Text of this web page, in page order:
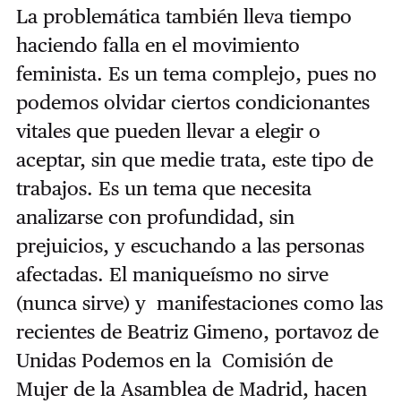
La problemática también lleva tiempo
haciendo falla en el movimiento
feminista. Es un tema complejo, pues no
podemos olvidar ciertos condicionantes
vitales que pueden llevar a elegir o
aceptar, sin que medie trata, este tipo de
trabajos. Es un tema que necesita
analizarse con profundidad, sin
prejuicios, y escuchando a las personas
afectadas. El maniqueísmo no sirve
(nunca sirve) y manifestaciones como las
recientes de Beatriz Gimeno, portavoz de
Unidas Podemos en la Comisión de
Mujer de la Asamblea de Madrid, hacen